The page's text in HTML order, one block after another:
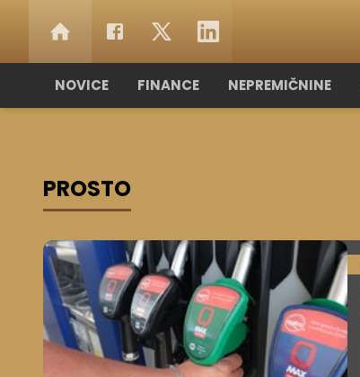
NOVICE FINANCE NEPREMIČNINE
PROSTO